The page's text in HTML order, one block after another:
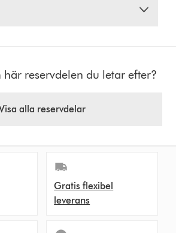
här reservdelen du letar efter?
alla reservdelar
Gratis flexibel
leverans